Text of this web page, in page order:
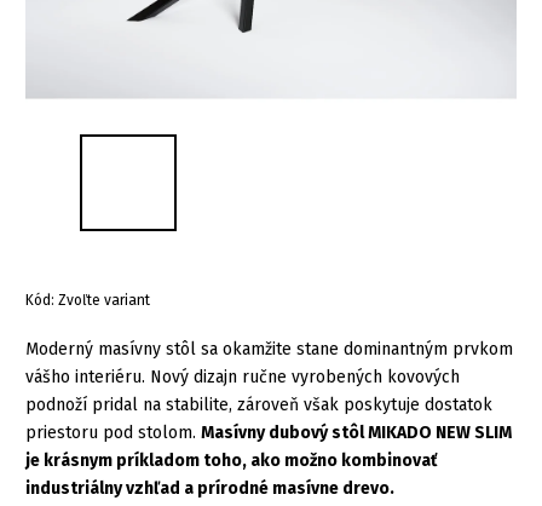
Kód: Zvoľte variant
Moderný masívny stôl sa okamžite stane dominantným prvkom
vášho interiéru. Nový dizajn ručne vyrobených kovových
podnoží pridal na stabilite, zároveň však poskytuje dostatok
priestoru pod stolom. Masívny dubový stôl MIKADO NEW SLIM
je krásnym príkladom toho, ako možno kombinovať
industriálny vzhľad a prírodné masívne drevo.